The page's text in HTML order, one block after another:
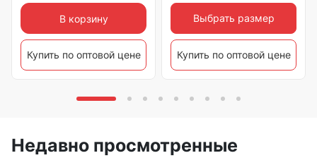
В корзину
Купить по оптовой цене
Выбрать размер
Купить по оптовой цене
Недавно просмотренные